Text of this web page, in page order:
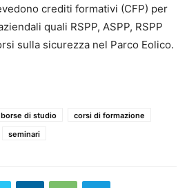
crediti formativi (CFP) per
quali RSPP, ASPP, RSPP
sulla sicurezza nel Parco Eolico.
borse di studio
corsi di formazione
seminari